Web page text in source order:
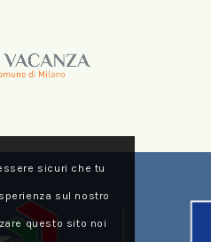
sicuri che tu
sul nostro
questo sito noi